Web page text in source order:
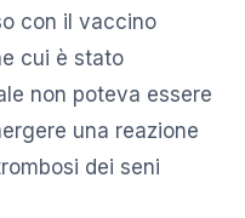
con il vaccino
cui è stato
non poteva essere
una reazione
dei seni